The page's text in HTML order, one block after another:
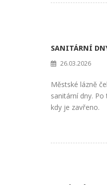
SANITÁRNÍ
26.03.2026
Městské lázně
sanitární dny.
kdy je zavřeno.